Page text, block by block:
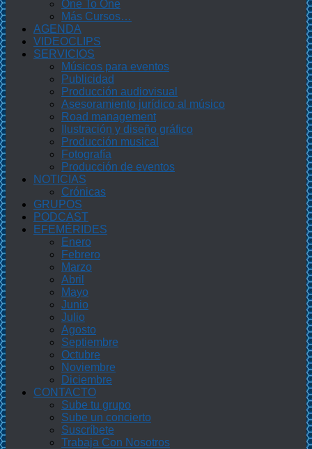
One To One
Más Cursos…
AGENDA
VIDEOCLIPS
SERVICIOS
Músicos para eventos
Publicidad
Producción audiovisual
Asesoramiento jurídico al músico
Road management
Ilustración y diseño gráfico
Producción musical
Fotografía
Producción de eventos
NOTICIAS
Crónicas
GRUPOS
PODCAST
EFEMÉRIDES
Enero
Febrero
Marzo
Abril
Mayo
Junio
Julio
Agosto
Septiembre
Octubre
Noviembre
Diciembre
CONTACTO
Sube tu grupo
Sube un concierto
Suscríbete
Trabaja Con Nosotros